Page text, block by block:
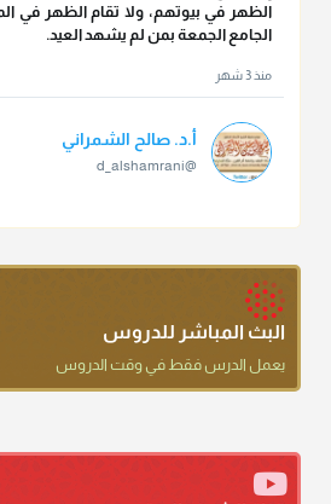
الظهر في بيوتهم، ولا تقام الظهر في
الجامع الجمعة بمن لم يشهد العيد.
منذ 3 شهر
أ.د. صالح الشمراني
@d_alshamrani
كنت أظن أن الله بقي يخلق مثلك.
دعاء ختم القرآن في الصلاة أقرب إلى البدعة
البث المباشر للدروس
يعمل الدرس فقط في وقت الدروس